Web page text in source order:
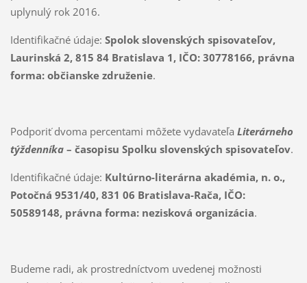
uplynulý rok 2016.
Identifikačné údaje: Spolok slovenských spisovateľov,
Laurinská 2, 815 84 Bratislava 1, IČO: 30778166, právna
forma: občianske združenie.
Podporiť dvoma percentami môžete vydavateľa Literárneho
týždenníka– časopisu Spolku slovenských spisovateľov.
Identifikačné údaje: Kultúrno-literárna akadémia, n. o.,
Potočná 9531/40, 831 06 Bratislava-Rača, IČO:
50589148, právna forma: nezisková organizácia.
Budeme radi, ak prostredníctvom uvedenej možnosti